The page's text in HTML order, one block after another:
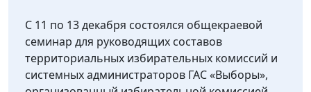
С 11 по 13 декабря состоялся общекраевой
семинар для руководящих составов
территориальных избирательных комиссий и
системных администраторов ГАС «Выборы»,